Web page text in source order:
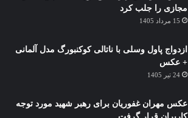
مجازی را جلب کرد
15 مرداد 1405
ازدواج پاول وسلی با ناتالی کوکنبورگ مدل آلمانی
+ عکس
24 تیر 1405
عکس مهران غفوریان برای رهبر شهید مورد توجه